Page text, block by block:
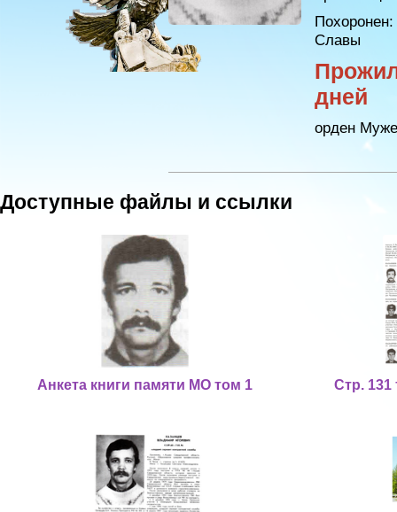
Похоронен:
Славы
дней
орден
Доступные файлы и ссылки
Анкета книги памяти МО том 1 Стр. 131